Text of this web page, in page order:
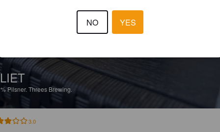
Pilsner. Threes Brewing.
3.0
NO YES